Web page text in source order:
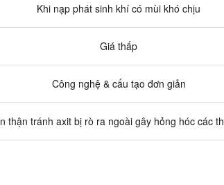
Khi nạp phát sinh khí có mùi khó chịu
Giá thấp
Công nghệ & cấu tạo đơn giản
thận tránh axit bị rò ra ngoài gây hỏng hóc các